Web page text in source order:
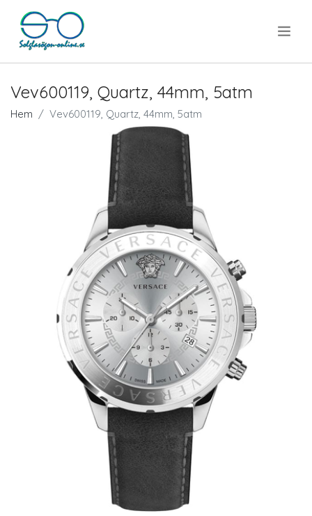
Vev600119, Quartz, 44mm, 5atm
Hem Vev600119, Quartz, 44mm, 5atm